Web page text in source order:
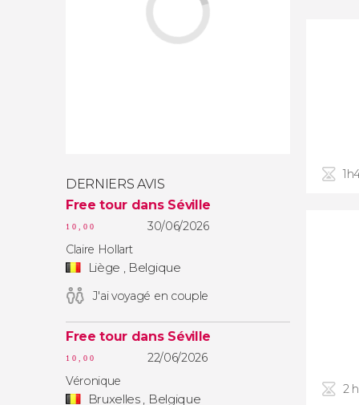
DERNIERS AVIS
Free tour dans Séville
10,00
30/06/2026
Claire Hollart
Liège , Belgique
J'ai voyagé en couple
Free tour dans Séville
10,00
22/06/2026
Véronique
Bruxelles , Belgique
2